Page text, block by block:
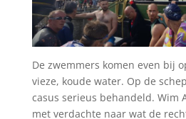
De zwemmers komen even bij
vieze, koude water. Op de
casus serieus behandeld. Wim
met verdachte naar wat de